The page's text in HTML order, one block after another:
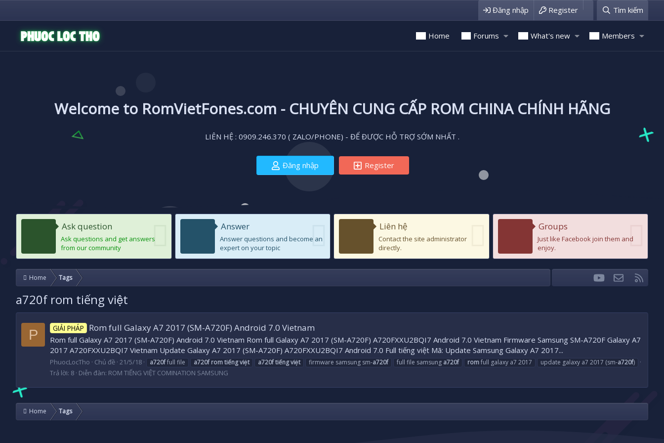
Đăng nhập Register Tìm kiếm
Home Forums What's new Members
Welcome to RomVietFones.com - CHUYÊN CUNG CẤP ROM CHINA CHÍNH HÃNG
LIÊN HỆ : 0909.246.370 ( ZALO/PHONE) - ĐỂ ĐƯỢC HỖ TRỢ SỚM NHẤT .
Đăng nhập Register
Ask question
Ask questions and get answers
from our community
Answer
Answer questions and become an
expert on your topic
Liên hệ
Contact the site administrator
directly.
Groups
Just like Facebook join them and
enjoy.
Home Tags FacebookTwitteryoutubeLiên hệ
a720f rom tiếng việt
P GIẢI PHÁP Rom full Galaxy A7 2017 (SM-A720F) Android 7.0 Vietnam
Rom full Galaxy A7 2017 (SM-A720F) Android 7.0 Vietnam Rom full Galaxy A7 2017 (SM-A720F) A720FXXU2BQI7 Android 7.0 Vietnam Firmware Samsung SM-A720F Galaxy A7
2017 A720FXXU2BQI7 Vietnam Update Galaxy A7 2017 (SM-A720F) A720FXXU2BQI7 Android 7.0 Full tiếng việt Mã: Update Samsung Galaxy A7 2017...
PhuocLocTho Chủ đề 21/5/18 a720ffull file a720f romtiếngviệt a720ftiếngviệt firmware samsung sm-a720f full file samsung a720f romfull galaxy a7 2017 update galaxy a7 2017 (sm-a720f)
Trả lời: 8 Diễn đàn: ROM TIẾNG VIỆT COMINATION SAMSUNG
Home Tags